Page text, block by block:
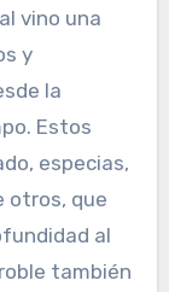
vino una
y
la
Estos
especias,
otros, que
al
también